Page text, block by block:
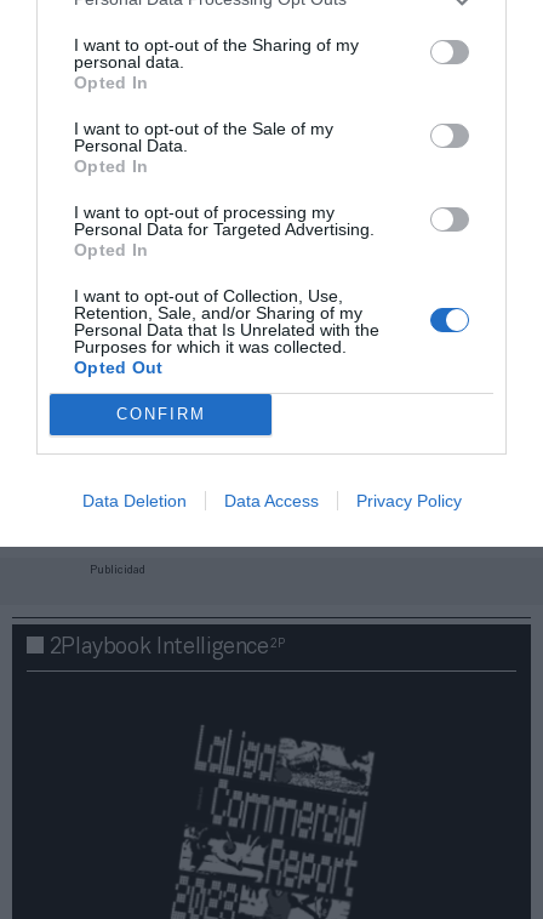
I want to opt-out of the Sharing of my
personal data.
Opted In
I want to opt-out of the Sale of my
Personal Data.
Opted In
I want to opt-out of processing my
Personal Data for Targeted Advertising.
Opted In
I want to opt-out of Collection, Use,
Retention, Sale, and/or Sharing of my
Personal Data that Is Unrelated with the
Purposes for which it was collected.
Opted Out
CONFIRM
Data Deletion Data Access Privacy Policy
2Playbook Club
y eventos para Socios!​​​​​​​
Publicidad
2Playbook Intelligence2P